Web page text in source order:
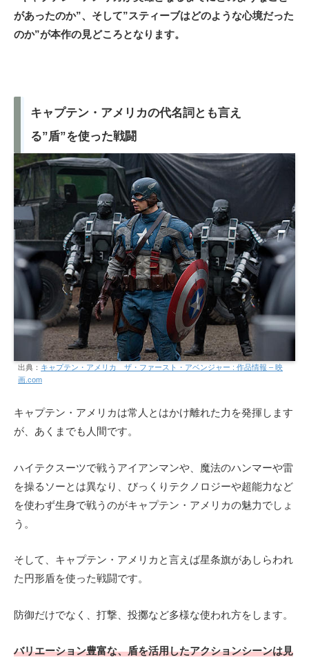
があったのか”、そして”スティーブはどのような心境だった
のか”が本作の見どころとなります。
キャプテン・アメリカの代名詞とも言え
る”盾”を使った戦闘
出典： キャプテン・アメリカ ザ・ファースト・アベンジャー : 作品情報 – 映
画.com
キャプテン・アメリカは常人とはかけ離れた力を発揮します
が、あくまでも人間です。
ハイテクスーツで戦うアイアンマンや、魔法のハンマーや雷
を操るソーとは異なり、びっくりテクノロジーや超能力など
を使わず生身で戦うのがキャプテン・アメリカの魅力でしょ
う。
そして、キャプテン・アメリカと言えば星条旗があしらわれ
た円形盾を使った戦闘です。
防御だけでなく、打撃、投擲など多様な使われ方をします。
バリエーション豊富な、盾を活用したアクションシーンは見